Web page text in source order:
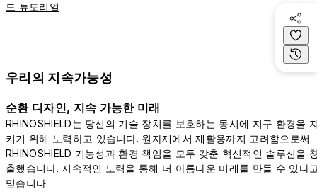
드 튜토리얼
우리의 지속가능성
순환 디자인, 지속 가능한 미래
RHINOSHIELD는 당신의 기술 장치를 보호하는 동시에 지구 환경을
키기 위해 노력하고 있습니다. 원자재에서 재활용까지 고려함으로써
RHINOSHIELD 기능성과 환경 책임을 모두 갖춘 혁신적인 솔루션을
출했습니다. 지속적인 노력을 통해 더 아름다운 미래를 만들 수 있다
믿습니다.